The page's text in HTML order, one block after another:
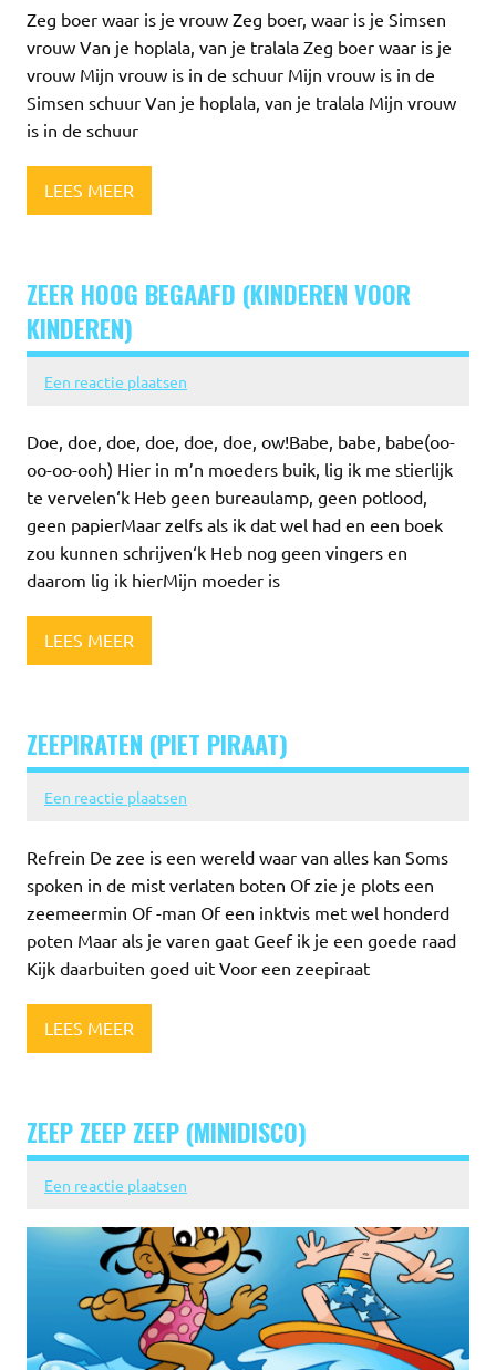
Zeg boer waar is je vrouw Zeg boer, waar is je Simsen
vrouw Van je hoplala, van je tralala Zeg boer waar is je
vrouw Mijn vrouw is in de schuur Mijn vrouw is in de
Simsen schuur Van je hoplala, van je tralala Mijn vrouw
is in de schuur
LEES MEER
ZEER HOOG BEGAAFD (KINDEREN VOOR
KINDEREN)
Een reactie plaatsen
Doe, doe, doe, doe, doe, doe, ow!Babe, babe, babe(oo-
oo-oo-ooh) Hier in m’n moeders buik, lig ik me stierlijk
te vervelen‘k Heb geen bureaulamp, geen potlood,
geen papierMaar zelfs als ik dat wel had en een boek
zou kunnen schrijven‘k Heb nog geen vingers en
daarom lig ik hierMijn moeder is
LEES MEER
ZEEPIRATEN (PIET PIRAAT)
Een reactie plaatsen
Refrein De zee is een wereld waar van alles kan Soms
spoken in de mist verlaten boten Of zie je plots een
zeemeermin Of -man Of een inktvis met wel honderd
poten Maar als je varen gaat Geef ik je een goede raad
Kijk daarbuiten goed uit Voor een zeepiraat
LEES MEER
ZEEP ZEEP ZEEP (MINIDISCO)
Een reactie plaatsen